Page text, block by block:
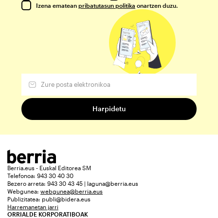
Izena ematean pribatutasun politika onartzen duzu.
Berria.eus - Euskal Editorea SM
Telefonoa: 943 30 40 30
Bezero arreta: 943 30 43 45 | laguna@berria.eus
Webgunea: webgunea@berria.eus
Publizitatea: publi@bidera.eus
Harremanetan jarri
ORRIALDE KORPORATIBOAK